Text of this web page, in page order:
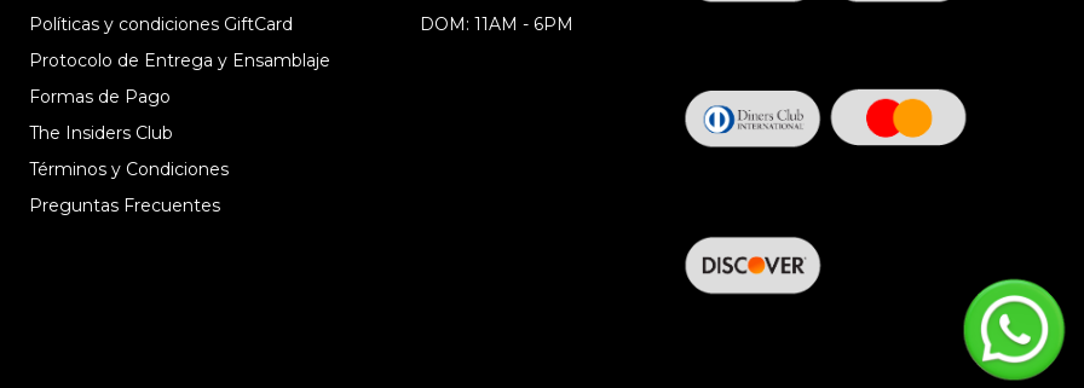
Políticas y condiciones GiftCard
Protocolo de Entrega y Ensamblaje
Formas de Pago
The Insiders Club
Términos y Condiciones
Preguntas Frecuentes
DOM: 11AM - 6PM